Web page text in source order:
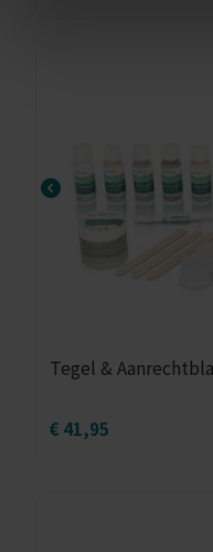
Tegel &
€ 41,95